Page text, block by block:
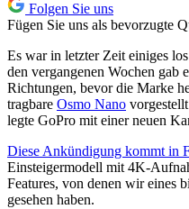
Folgen Sie uns
Fügen Sie uns als bevorzugte
Es war in letzter Zeit einiges
den vergangenen Wochen gab
Richtungen, bevor die Marke
tragbare Osmo Nano
legte GoPro mit einer neuen
Diese Ankündigung kommt in
Einsteigermodell mit 4K-
Features, von denen wir eines
gesehen haben.